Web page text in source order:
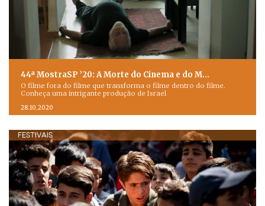
44ª MostraSP ’20: A Morte do Cinema e do M…
O filme fora do filme que transforma o filme dentro do filme.
Conheça uma intrigante produção de Israel
28.10.2020
FESTIVAIS